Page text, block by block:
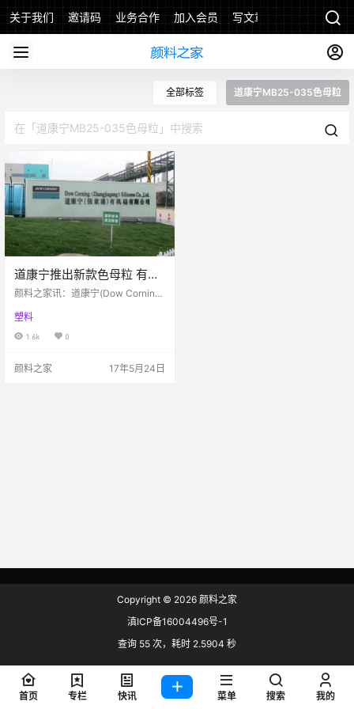
关于我们 邀请码 业务合作 加入会员 写文章
全部标签 道康宁MB25-035色母粒
道康宁推出新款色母粒 有助
于改善FFS包装
颜料之家讯：道康宁(Dow Corning)
也是一家硅树脂技术和创新的全球
领先供应商。其表示会在即将到来
款色母粒能够减少摩擦系数、优化
塑料
1.6k 0
颜料之家 17年5月24日
Copyright © 2026 颜料之家
滇ICP备16004496号-1
查询 55 次，耗时 2.5904 秒
首页 专栏 快讯 菜单 搜索 我的